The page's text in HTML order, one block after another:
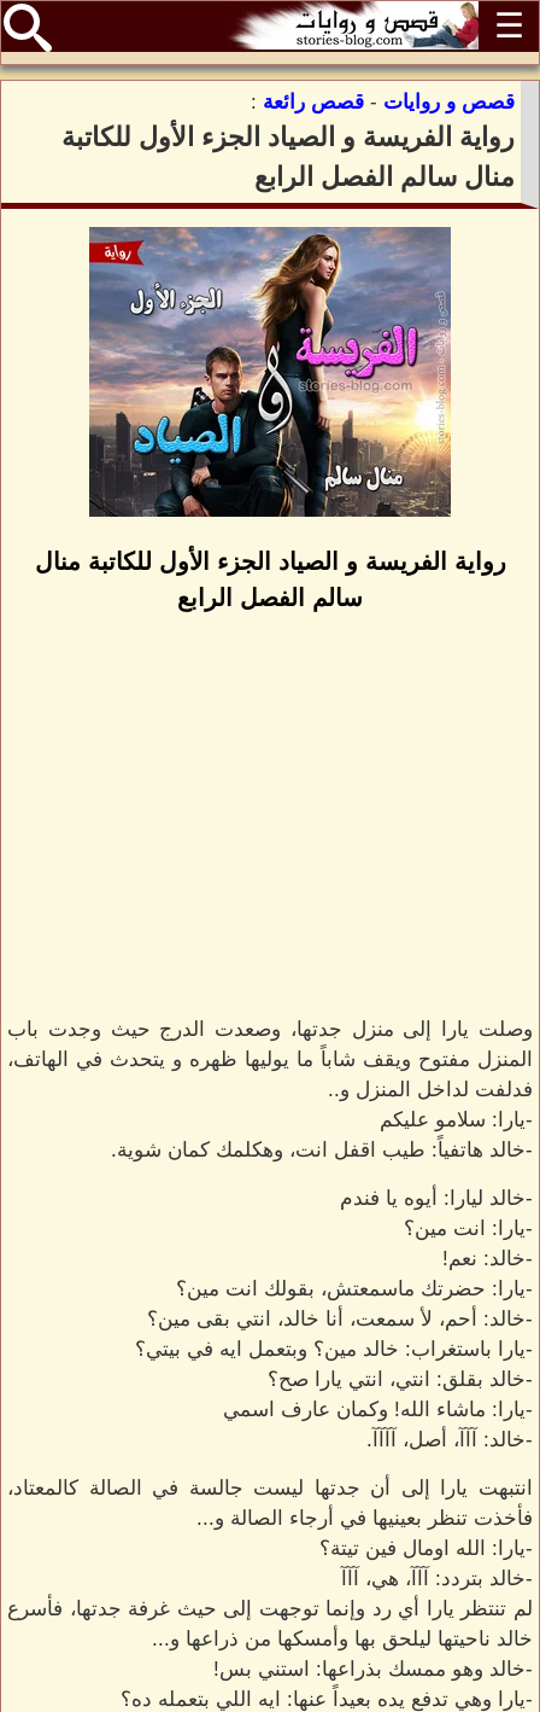
☰
قصص و روايات - قصص رائعة :
رواية الفريسة و الصياد الجزء الأول للكاتبة
منال سالم الفصل الرابع
رواية الفريسة و الصياد الجزء الأول للكاتبة منال
سالم الفصل الرابع
وصلت يارا إلى منزل جدتها، وصعدت الدرج حيث وجدت باب
المنزل مفتوح ويقف شاباً ما يوليها ظهره و يتحدث في الهاتف،
فدلفت لداخل المنزل و..
-يارا: سلامو عليكم
-خالد هاتفياً: طيب اقفل انت، وهكلمك كمان شوية.
-خالد ليارا: أيوه يا فندم
-يارا: انت مين؟
-خالد: نعم!
-يارا: حضرتك ماسمعتش، بقولك انت مين؟
-خالد: أحم، لأ سمعت، أنا خالد، انتي بقى مين؟
-يارا باستغراب: خالد مين؟ وبتعمل ايه في بيتي؟
-خالد بقلق: انتي، انتي يارا صح؟
-يارا: ماشاء الله! وكمان عارف اسمي
-خالد: آآآ، أصل، آآآآ.
انتبهت يارا إلى أن جدتها ليست جالسة في الصالة كالمعتاد،
فأخذت تنظر بعينيها في أرجاء الصالة و...
-يارا: الله اومال فين تيتة؟
-خالد بتردد: آآآ، هي، آآآ
لم تنتظر يارا أي رد وإنما توجهت إلى حيث غرفة جدتها، فأسرع
خالد ناحيتها ليلحق بها وأمسكها من ذراعها و...
-خالد وهو ممسك بذراعها: استني بس!
-يارا وهي تدفع يده بعيداً عنها: ايه اللي بتعمله ده؟